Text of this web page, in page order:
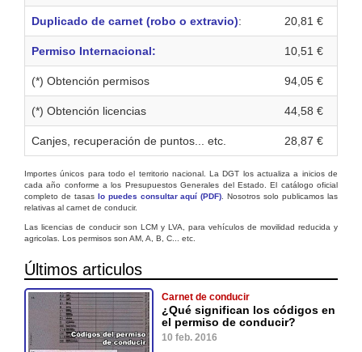
Duplicado de carnet (robo o extravio): 20,81 €
Permiso Internacional: 10,51 €
(*) Obtención permisos 94,05 €
(*) Obtención licencias 44,58 €
Canjes, recuperación de puntos... etc. 28,87 €
Importes únicos para todo el territorio nacional. La DGT los actualiza a inicios de
cada año conforme a los Presupuestos Generales del Estado. El catálogo oficial
completo de tasas lo puedes consultar aquí (PDF) . Nosotros solo publicamos las
relativas al carnet de conducir.
Las licencias de conducir son LCM y LVA, para vehículos de movilidad reducida y
agricolas. Los permisos son AM, A, B, C... etc.
Últimos articulos
Carnet de conducir
¿Qué significan los códigos en
el permiso de conducir?
10 feb. 2016